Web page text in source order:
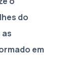
do
em